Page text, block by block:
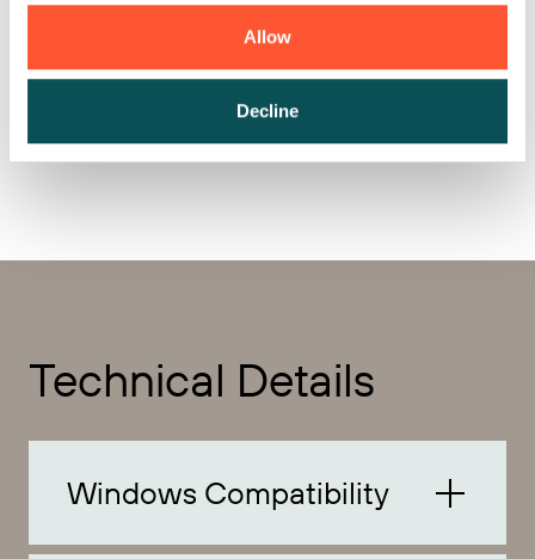
Allow
Decline
MELTH M-20
MELTH M-20L
Technical Details
Windows Compatibility